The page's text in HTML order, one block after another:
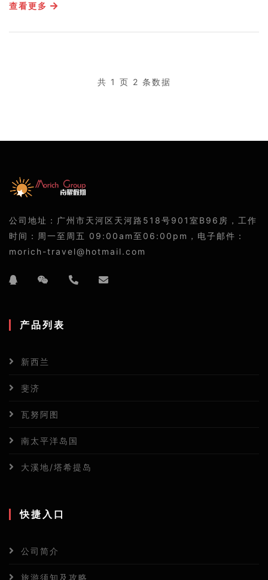
查看更多
共 1 页 2 条数据
公司地址：广州市天河区天河路518号901室B96房，工作
时间：周一至周五 09:00am至06:00pm，电子邮件：
morich-travel@hotmail.com
产品列表
新西兰
斐济
瓦努阿图
南太平洋岛国
大溪地/塔希提岛
快捷入口
公司简介
旅游须知及攻略